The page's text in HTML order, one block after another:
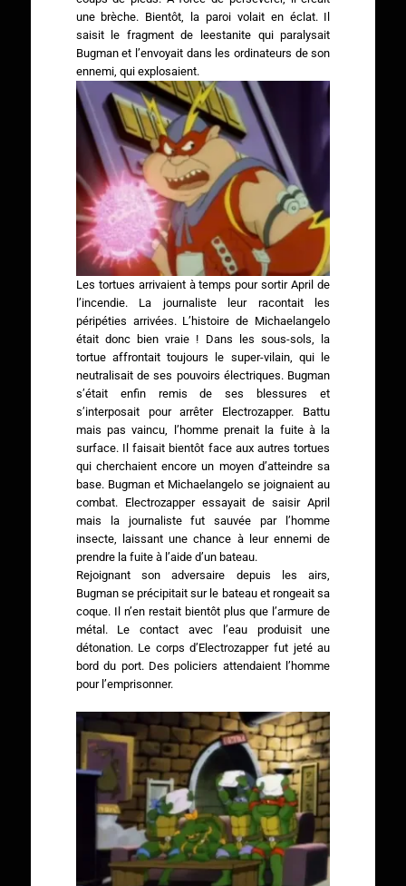
une brèche. Bientôt, la paroi volait en éclat. Il
saisit le fragment de leestanite qui paralysait
Bugman et l’envoyait dans les ordinateurs de son
ennemi, qui explosaient.
Les tortues arrivaient à temps pour sortir April de
l’incendie. La journaliste leur racontait les
péripéties arrivées. L’histoire de Michaelangelo
était donc bien vraie ! Dans les sous-sols, la
tortue affrontait toujours le super-vilain, qui le
neutralisait de ses pouvoirs électriques. Bugman
s’était enfin remis de ses blessures et
s’interposait pour arrêter Electrozapper. Battu
mais pas vaincu, l’homme prenait la fuite à la
surface. Il faisait bientôt face aux autres tortues
qui cherchaient encore un moyen d’atteindre sa
base. Bugman et Michaelangelo se joignaient au
combat. Electrozapper essayait de saisir April
mais la journaliste fut sauvée par l’homme
insecte, laissant une chance à leur ennemi de
prendre la fuite à l’aide d’un bateau.
Rejoignant son adversaire depuis les airs,
Bugman se précipitait sur le bateau et rongeait sa
coque. Il n’en restait bientôt plus que l’armure de
métal. Le contact avec l’eau produisit une
détonation. Le corps d’Electrozapper fut jeté au
bord du port. Des policiers attendaient l’homme
pour l’emprisonner.